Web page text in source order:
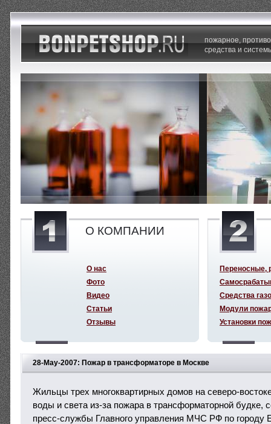
28-May-2007: Пожар в трансформаторе в Москве
Жильцы трех многоквартирных домов на северо-
воды и света из-за пожара в трансформаторной будке,
пресс-службы Главного управления МЧС РФ по городу
пожарное,
средства и
О КОМПАНИИ
О нас
Фото
Видео
Статьи
Отзывы
Переносные,
Средства
Модули
Установки